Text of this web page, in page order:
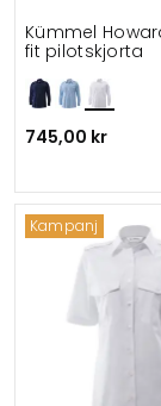
Kümmel
fit pilotskjorta
745,00 kr
Kampanj